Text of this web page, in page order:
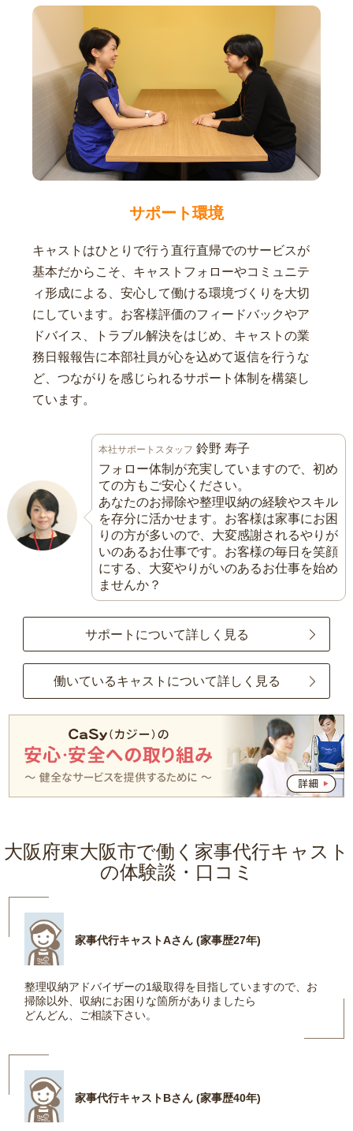
サポート環境
キャストはひとりで行う直行直帰でのサービスが
基本だからこそ、キャストフォローやコミュニテ
ィ形成による、安心して働ける環境づくりを大切
にしています。お客様評価のフィードバックやア
ドバイス、トラブル解決をはじめ、キャストの業
務日報報告に本部社員が心を込めて返信を行うな
ど、つながりを感じられるサポート体制を構築し
ています。
本社サポートスタッフ 鈴野 寿子
フォロー体制が充実していますので、初め
ての方もご安心ください。
あなたのお掃除や整理収納の経験やスキル
を存分に活かせます。お客様は家事にお困
りの方が多いので、大変感謝されるやりが
いのあるお仕事です。お客様の毎日を笑顔
にする、大変やりがいのあるお仕事を始め
ませんか？
サポートについて詳しく見る
働いているキャストについて詳しく見る
大阪府東大阪市で働く家事代行キャスト
の体験談・口コミ
家事代行キャストAさん (家事歴27年)
整理収納アドバイザーの1級取得を目指していますので、お
掃除以外、収納にお困りな箇所がありましたら
どんどん、ご相談下さい。
家事代行キャストBさん (家事歴40年)